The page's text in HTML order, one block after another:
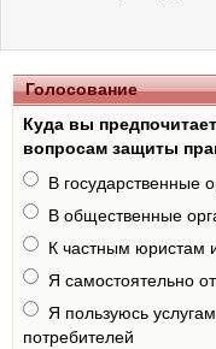
Голосование
Куда вы
вопросам защиты
В государственные
В общественные
К частным юристам
Я самостоятельно
Я пользуюсь
потребителей